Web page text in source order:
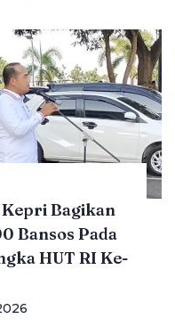
Bagikan
Bansos Pada
HUT RI Ke-